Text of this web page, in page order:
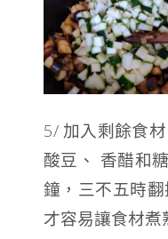
5/ 加入剩餘食
酸豆、 香醋和
鐘，三不五時
才容易讓食材煮